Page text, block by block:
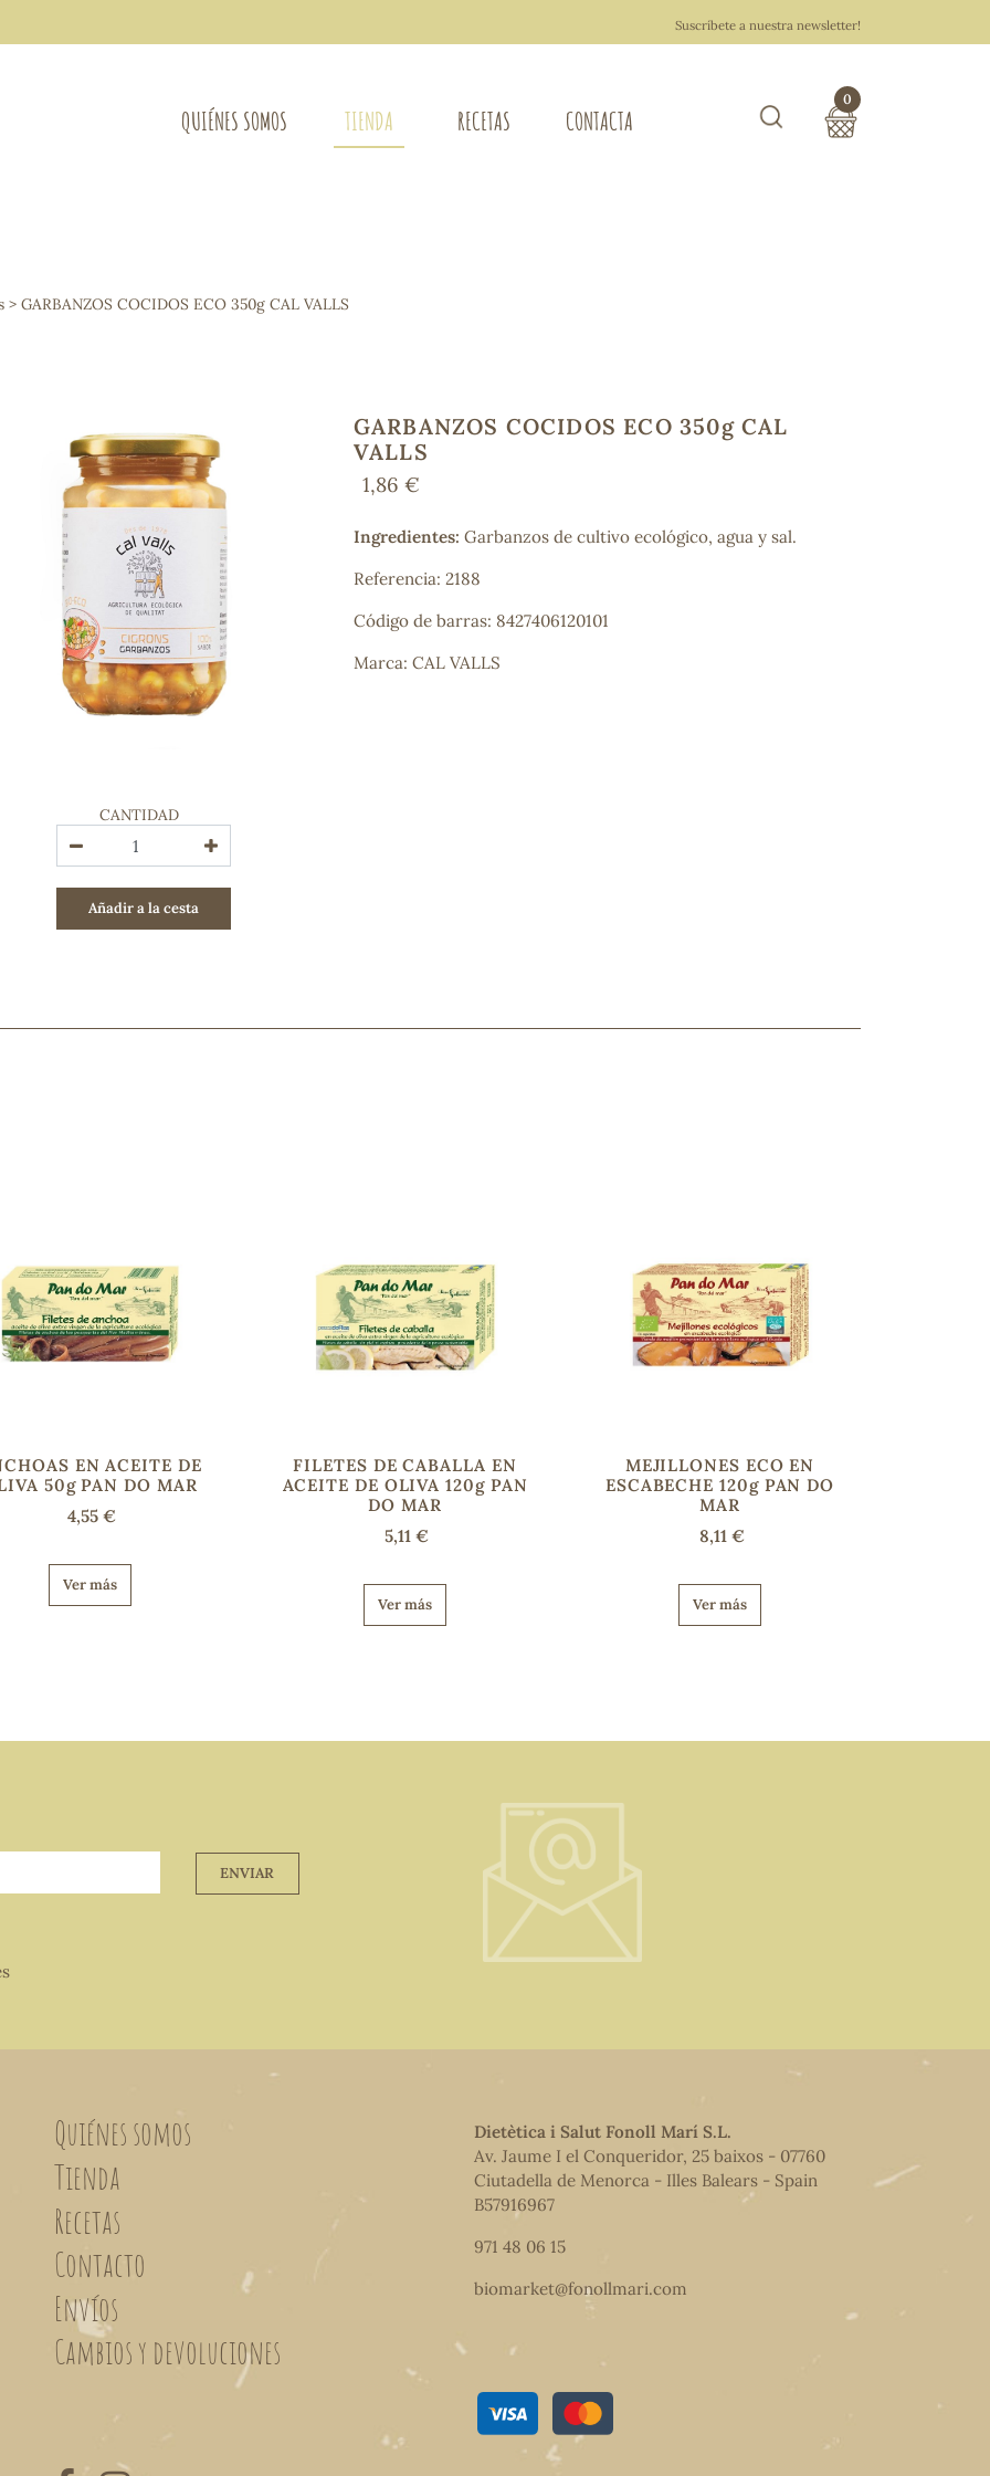
Suscríbete a nuestra newsletter!
QUIÉNES SOMOS TIENDA
Osteo-articular
Mujer
Extracto de plantas
Ácidos Grasos
Depurativos
Bienestar emocional
Jalea Real
Memoria
Deporte
Digestivos
Circulatorio, colesterol y glucosa
Superalimentos
Proteína
COSMÉTICA E HIGIENE PERSONAL
Cremas, lociones y aceites corporales
Hombre
Higiene personal
Labiales
Higiene íntima
contáctanos
y lo encontraremos
RECETAS CONTACTA
0
> GARBANZOS COCIDOS ECO 350g CAL VALLS
CANTIDAD
Añadir a la cesta
GARBANZOS COCIDOS ECO 350g CAL
VALLS
1,86 €
Ingredientes: Garbanzos de cultivo ecológico, agua y sal.
Referencia: 2188
Código de barras: 8427406120101
Marca: CAL VALLS
EN ACEITE DE
50g PAN DO MAR
4,55 €
Ver más
FILETES DE CABALLA EN
ACEITE DE OLIVA 120g PAN
DO MAR
5,11 €
Ver más
MEJILLONES ECO EN
ESCABECHE 120g PAN DO
MAR
8,11 €
Ver más
ENVIAR
Quiénes somos
Tienda
Recetas
Contacto
Envíos
Cambios y devoluciones
Dietètica i Salut Fonoll Marí S.L.
Av. Jaume I el Conqueridor, 25 baixos - 07760
Ciutadella de Menorca - Illes Balears - Spain
B57916967
971 48 06 15
biomarket@fonollmari.com